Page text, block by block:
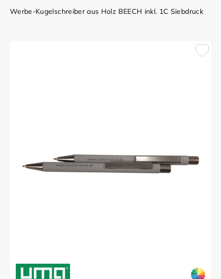
Werbe-Kugelschreiber aus Holz BEECH inkl. 1C Siebdruck